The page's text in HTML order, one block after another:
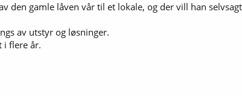
den gamle låven vår til et lokale, og der vill han
av utstyr og løsninger.
i flere år.